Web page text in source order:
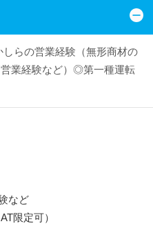
らの営業経験（無形商材の
業経験など）◎第一種運転
など
限定可）